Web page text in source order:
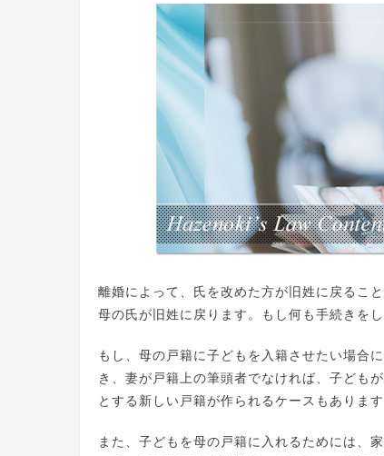
離婚によって、氏を改めた方が旧姓に戻るこ
母の氏が旧姓に戻ります。もし何も手続きを
もし、母の戸籍に子どもを入籍させたい場合
き、妻が戸籍上の筆頭者でなければ、子ども
とする新しい戸籍が作られるケースもあります
また、子どもを母の戸籍に入れるためには、